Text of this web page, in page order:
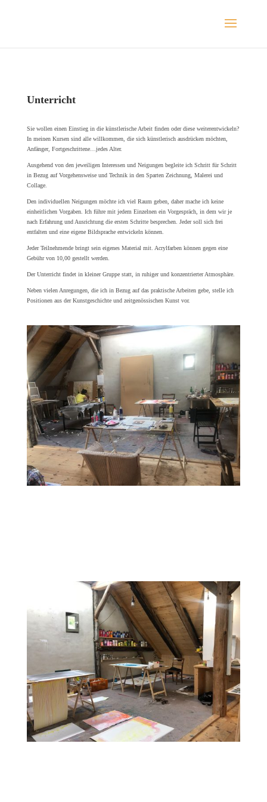
Unterricht
Sie wollen einen Einstieg in die künstlerische Arbeit finden oder diese weiterentwickeln?
In meinen Kursen sind alle willkommen, die sich künstlerisch ausdrücken möchten,
Anfänger, Fortgeschrittene…jedes Alter.
Ausgehend von den jeweiligen Interessen und Neigungen begleite ich Schritt für Schritt
in Bezug auf Vorgehensweise und Technik in den Sparten Zeichnung, Malerei und
Collage.
Den individuellen Neigungen möchte ich viel Raum geben, daher mache ich keine
einheitlichen Vorgaben. Ich führe mit jedem Einzelnen ein Vorgespräch, in dem wir je
nach Erfahrung und Ausrichtung die ersten Schritte besprechen. Jeder soll sich frei
entfalten und eine eigene Bildsprache entwickeln können.
Jeder Teilnehmende bringt sein eigenes Material mit. Acrylfarben können gegen eine
Gebühr von 10,00 gestellt werden.
Der Unterricht findet in kleiner Gruppe statt, in ruhiger und konzentrierter Atmosphäre.
Neben vielen Anregungen, die ich in Bezug auf das praktische Arbeiten gebe, stelle ich
Positionen aus der Kunstgeschichte und zeitgenössischen Kunst vor.